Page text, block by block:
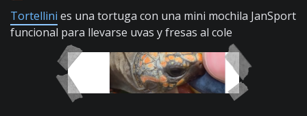
Tortellini es una tortuga con una mini mochila JanSport
funcional para llevarse uvas y fresas al cole